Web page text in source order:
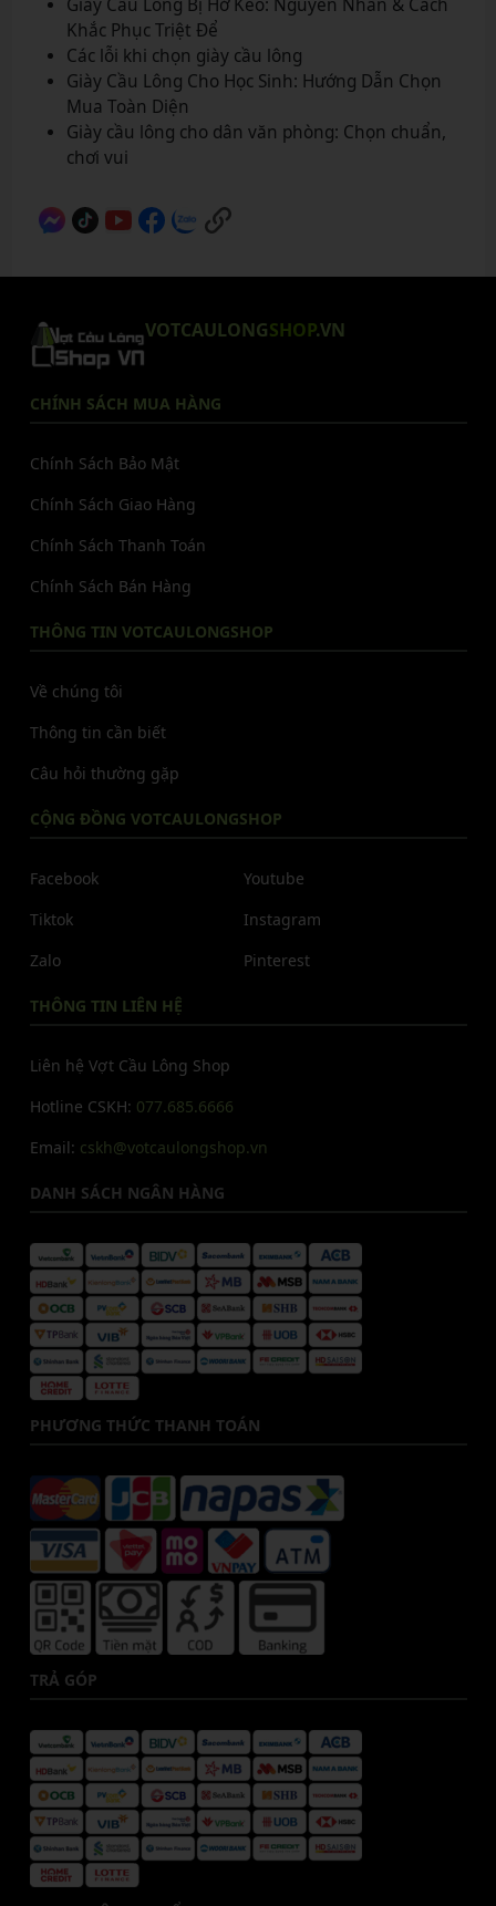
Giày Cầu Lông Bị Hở Keo: Nguyên Nhân & Cách
Khắc Phục Triệt Để
Các lỗi khi chọn giày cầu lông
Giày Cầu Lông Cho Học Sinh: Hướng Dẫn Chọn
Mua Toàn Diện
Giày cầu lông cho dân văn phòng: Chọn chuẩn,
chơi vui
VOTCAULONGSHOP.VN
CHÍNH SÁCH MUA HÀNG
Chính Sách Bảo Mật
Chính Sách Giao Hàng
Chính Sách Thanh Toán
Chính Sách Bán Hàng
THÔNG TIN VOTCAULONGSHOP
Về chúng tôi
Thông tin cần biết
Câu hỏi thường gặp
CỘNG ĐỒNG VOTCAULONGSHOP
Facebook
Tiktok
Zalo
Youtube
Instagram
Pinterest
THÔNG TIN LIÊN HỆ
Liên hệ Vợt Cầu Lông Shop
Hotline CSKH: 077.685.6666
Email: cskh@votcaulongshop.vn
DANH SÁCH NGÂN HÀNG
PHƯƠNG THỨC THANH TOÁN
TRẢ GÓP